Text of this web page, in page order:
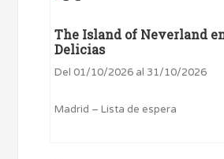
The Island of Neverland
Delicias
Del 01/10/2026 al 31/10/2026
Madrid – Lista de espera